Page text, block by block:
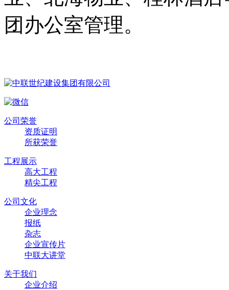
团办公室管理。
公司荣誉
资质证明
所获荣誉
工程展示
高大工程
精尖工程
公司文化
企业理念
报纸
杂志
企业宣传片
中联大讲堂
关于我们
企业介绍